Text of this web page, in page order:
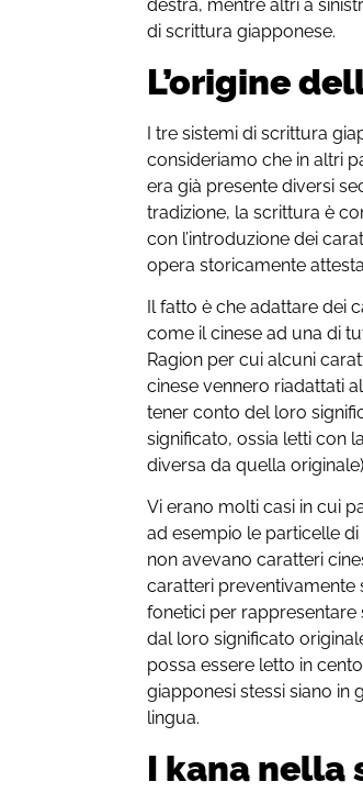
destra, mentre altri a
di scrittura giapponese.
L’origine
I tre sistemi di scrittura
consideriamo che in altri
era già presente diversi
tradizione, la scrittura è
con l’introduzione dei
opera storicamente
Il fatto è che adattare dei
come il cinese ad una di
Ragion per cui alcuni
cinese vennero riadattati
tener conto del loro
significato, ossia letti con
diversa da quella
Vi erano molti casi in cui
ad esempio le particelle
non avevano caratteri
caratteri preventivamente
fonetici per
dal loro significato
possa essere letto in
giapponesi stessi siano
lingua.
I kana nella